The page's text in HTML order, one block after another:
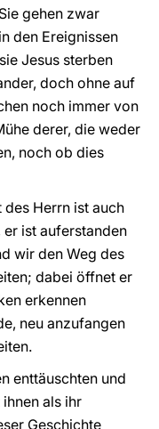
gehen zwar
den Ereignissen
Jesus sterben
doch ohne auf
noch immer von
derer, die weder
noch ob dies
des Herrn ist auch
er ist auferstanden
wir den Weg des
dabei öffnet er
erkennen
neu anzufangen
enttäuschten und
als ihr
Geschichte